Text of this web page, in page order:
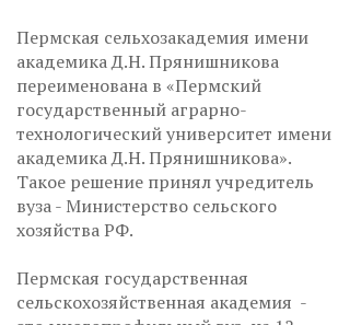
Пермская сельхозакадемия имени
академика Д.Н. Прянишникова
переименована в «Пермский
государственный аграрно-
технологический университет имени
академика Д.Н. Прянишникова».
Такое решение принял учредитель
вуза - Министерство сельского
хозяйства РФ.
Пермская государственная
сельскохозяйственная академия -